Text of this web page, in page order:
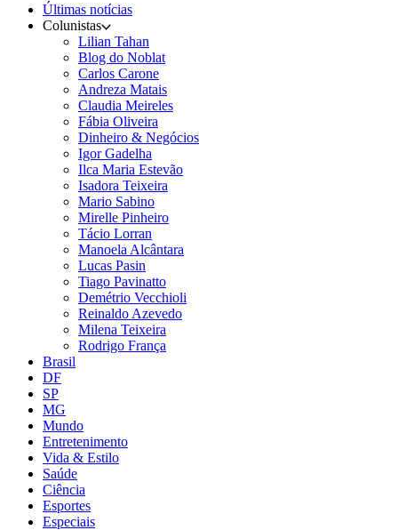
Últimas notícias
Colunistas
Lilian Tahan
Blog do Noblat
Carlos Carone
Andreza Matais
Claudia Meireles
Fábia Oliveira
Dinheiro & Negócios
Igor Gadelha
Ilca Maria Estevão
Isadora Teixeira
Mario Sabino
Mirelle Pinheiro
Tácio Lorran
Manoela Alcântara
Lucas Pasin
Tiago Pavinatto
Demétrio Vecchioli
Reinaldo Azevedo
Milena Teixeira
Rodrigo França
Brasil
DF
SP
MG
Mundo
Entretenimento
Vida & Estilo
Saúde
Ciência
Esportes
Especiais